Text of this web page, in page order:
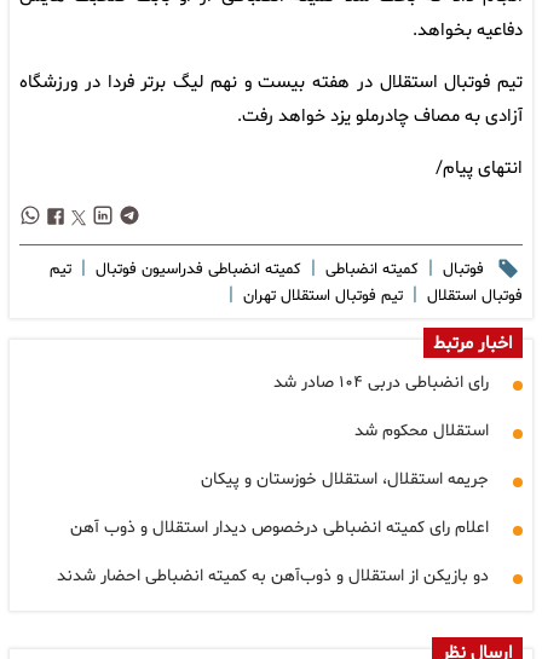
دفاعیه بخواهد.
تیم فوتبال استقلال در هفته بیست و نهم لیگ برتر فردا در ورزشگاه
آزادی به مصاف چادرملو یزد خواهد رفت.
انتهای پیام/
فوتبال | کمیته انضباطی | کمیته انضباطی فدراسیون فوتبال | تیم
فوتبال استقلال | تیم فوتبال استقلال تهران |
اخبار مرتبط
رای انضباطی دربی ۱۰۴ صادر شد
استقلال محکوم شد
جریمه استقلال، استقلال خوزستان و پیکان
اعلام رای کمیته انضباطی درخصوص دیدار استقلال و ذوب آهن
دو بازیکن از استقلال و ذوب‌آهن به کمیته انضباطی احضار شدند